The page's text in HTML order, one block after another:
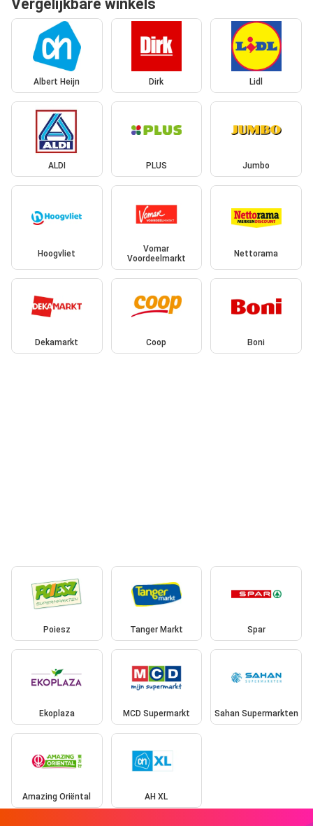
Vergelijkbare winkels
Albert Heijn Dirk Lidl
ALDI PLUS Jumbo
Hoogvliet
Vomar
Voordeelmarkt
Nettorama
Dekamarkt Coop Boni
Poiesz Tanger Markt Spar
Ekoplaza MCD Supermarkt Sahan Supermarkten
Amazing Oriëntal AH XL